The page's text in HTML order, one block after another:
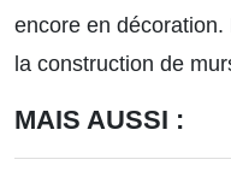
encore en décoration.
la construction de
MAIS AUSSI :